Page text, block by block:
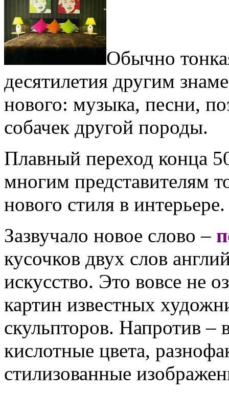
Обычно
десятилетия другим
нового: музыка, песни,
собачек другой породы.
Плавный переход конца
многим представителям
нового стиля в интерьере.
Зазвучало новое слово –
кусочков двух слов
искусство. Это вовсе не
картин известных
скульпторов. Напротив –
кислотные цвета,
стилизованные